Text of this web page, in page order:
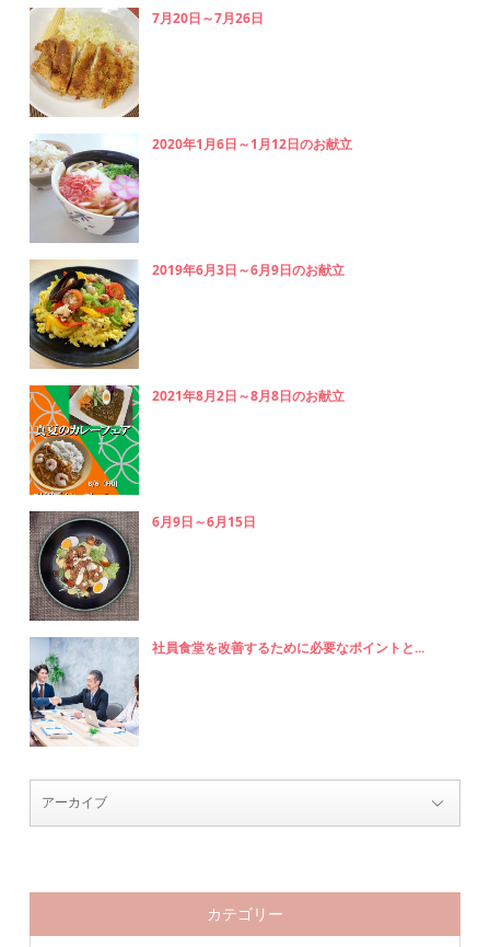
7月20日～7月26日
2020年1月6日～1月12日のお献立
2019年6月3日～6月9日のお献立
2021年8月2日～8月8日のお献立
6月9日～6月15日
社員食堂を改善するために必要なポイントと...
カテゴリー